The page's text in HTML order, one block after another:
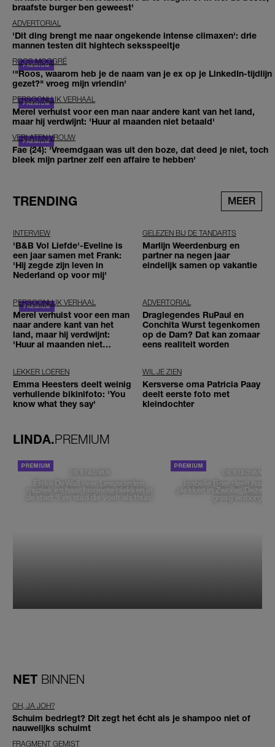
braafste burger ben geweest'
ADVERTORIAL
'Dit ding brengt me naar ongekende intense climaxen': drie
mannen testen dit hightech seksspeeltje
ROOS MOGGRÉ
'"Roos, waarom heb je de naam van je ex op je LinkedIn-tijdlijn
gezet?" vroeg mijn vriendin'
PERSOONLIJK VERHAAL
Merel verhuist voor een man naar andere kant van het land,
maar hij verdwijnt: 'Huur al maanden niet betaald'
VERLATEN VROUW
Fae (24): 'Vreemdgaan was uit den boze, dat deed je niet, toch
bleek mijn partner zelf een affaire te hebben'
TRENDING MEER
INTERVIEW
'B&B Vol Liefde'-Eveline is
een jaar samen met Frank:
'Hij zegde zijn leven in
Nederland op voor mij'
GELEZEN BIJ DE TANDARTS
Marlijn Weerdenburg en
partner na negen jaar
eindelijk samen op vakantie
PERSOONLIJK VERHAAL
Merel verhuist voor een man
naar andere kant van het
land, maar hij verdwijnt:
'Huur al maanden niet
ADVERTORIAL
Draglegendes RuPaul en
Conchita Wurst tegenkomen
op de Dam? Dat kan zomaar
eens realiteit worden
LEKKER LOEREN
Emma Heesters deelt weinig
verhullende bikinifoto: 'You
know what they say'
WIL JE ZIEN
Kersverse oma Patricia Paay
deelt eerste foto met
kleindochter
LINDA.PREMIUM
DE STAD VAN
Elske DeWall over Leeuwarden,
muziek en haar favoriete plekken in
de stad: 'Een stad die voelt als thuis'
DE STAD VAN
Isabelle Boer deelt haar
plekken in Zwolle: 'Deze
graag verborgen'
NET BINNEN
OH, JA JOH?
Schuim bedriegt? Dit zegt het écht als je shampoo niet of
nauwelijks schuimt
FRAGMENT GEMIST